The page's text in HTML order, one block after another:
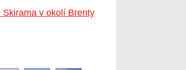
v okolí Brenty